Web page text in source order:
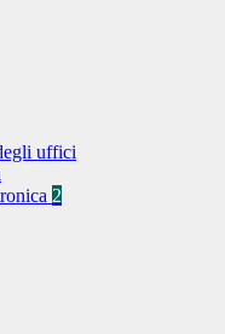
uffici
2